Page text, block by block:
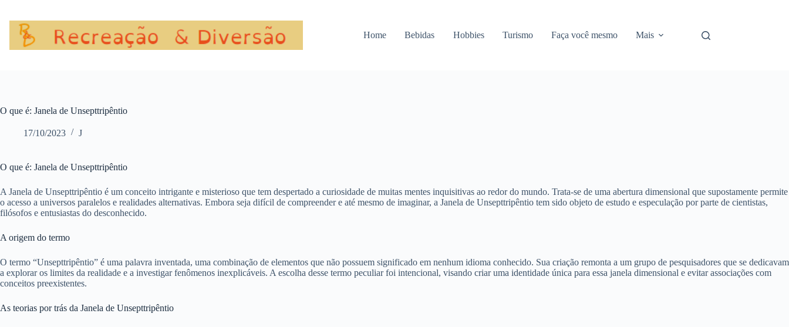
conteúdo
Home Bebidas Hobbies Turismo Faça você mesmo Mais
O que é: Janela de Unsepttripêntio
17/10/2023 J
O que é: Janela de Unsepttripêntio
A Janela de Unsepttripêntio é um conceito intrigante e misterioso que tem despertado a curiosidade de muitas mentes inquisitivas ao redor do mundo. Trata-se de uma abertura dimensional que supostamente permite
o acesso a universos paralelos e realidades alternativas. Embora seja difícil de compreender e até mesmo de imaginar, a Janela de Unsepttripêntio tem sido objeto de estudo e especulação por parte de cientistas,
filósofos e entusiastas do desconhecido.
A origem do termo
O termo “Unsepttripêntio” é uma palavra inventada, uma combinação de elementos que não possuem significado em nenhum idioma conhecido. Sua criação remonta a um grupo de pesquisadores que se dedicavam
a explorar os limites da realidade e a investigar fenômenos inexplicáveis. A escolha desse termo peculiar foi intencional, visando criar uma identidade única para essa janela dimensional e evitar associações com
conceitos preexistentes.
As teorias por trás da Janela de Unsepttripêntio